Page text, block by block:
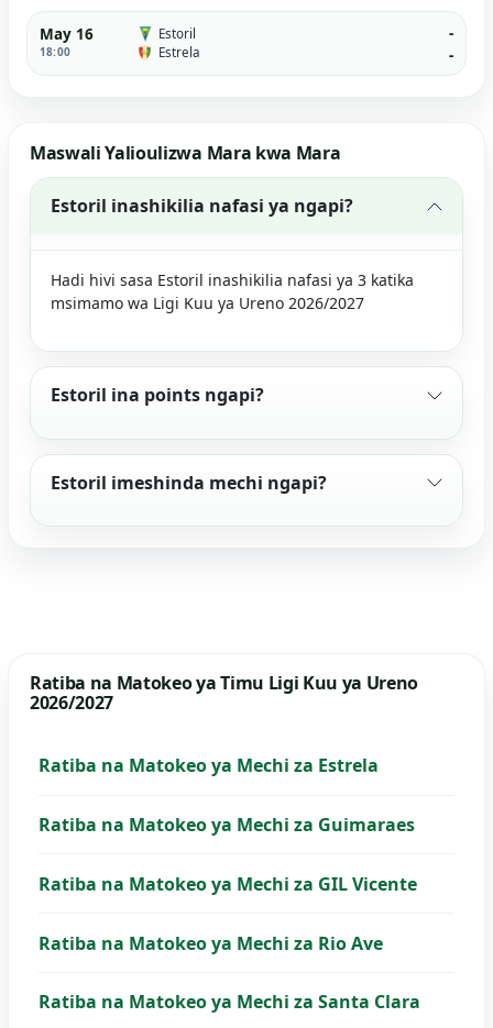
May 16
18:00
Estoril
Estrela
-
-
Maswali Yalioulizwa Mara kwa Mara
Estoril inashikilia nafasi ya ngapi?
Hadi hivi sasa Estoril inashikilia nafasi ya 3 katika
msimamo wa Ligi Kuu ya Ureno 2026/2027
Estoril ina points ngapi?
Estoril imeshinda mechi ngapi?
Ratiba na Matokeo ya Timu Ligi Kuu ya Ureno
2026/2027
Ratiba na Matokeo ya Mechi za Estrela
Ratiba na Matokeo ya Mechi za Guimaraes
Ratiba na Matokeo ya Mechi za GIL Vicente
Ratiba na Matokeo ya Mechi za Rio Ave
Ratiba na Matokeo ya Mechi za Santa Clara